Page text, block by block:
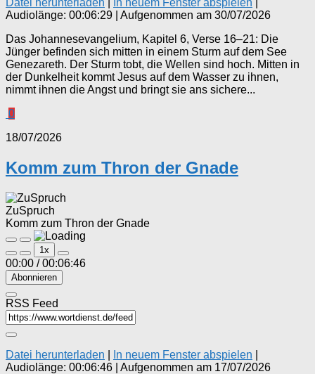
Audiolänge: 00:06:29
Aufgenommen am 30/07/2026
Das Johannesevangelium, Kapitel 6, Verse 16–21: Die
Jünger befinden sich mitten in einem Sturm auf dem See
Genezareth. Der Sturm tobt, die Wellen sind hoch. Mitten in
der Dunkelheit kommt Jesus auf dem Wasser zu ihnen,
nimmt ihnen die Angst und bringt sie ans sichere...
0
18/07/2026
Komm zum Thron der Gnade
ZuSpruch
Komm zum Thron der Gnade
Play
Episode
Pause
Episode
1x
00:00 / 00:06:46
Abonnieren
RSS Feed
Datei herunterladen In neuem Fenster abspielen
Audiolänge: 00:06:46
Aufgenommen am 17/07/2026